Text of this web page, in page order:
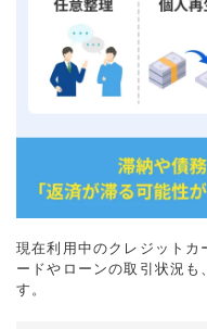
現在利用中のクレジットカ
ードやローンの取引状況も
す。